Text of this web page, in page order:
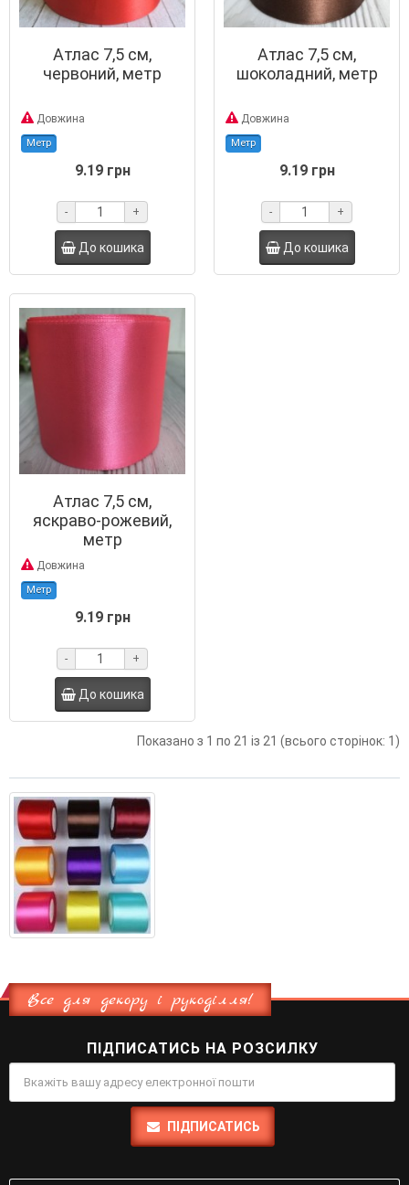
Атлас 7,5 см,
червоний, метр
Довжина
Метр
9.19 грн
- +
До кошика
Атлас 7,5 см,
шоколадний, метр
Довжина
Метр
9.19 грн
- +
До кошика
Атлас 7,5 см,
яскраво-рожевий,
метр
Довжина
Метр
9.19 грн
- +
До кошика
Показано з 1 по 21 із 21 (всього сторінок: 1)
Все для декору і рукоділля!
ПІДПИСАТИСЬ НА РОЗСИЛКУ
ПІДПИСАТИСЬ